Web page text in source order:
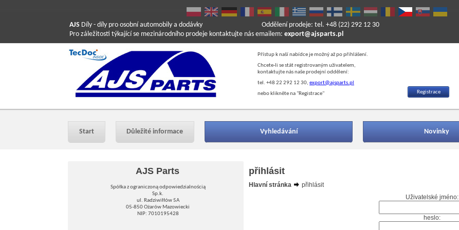
AJS Díly - díly pro osobní automobily a dodávky
Pro záležitosti týkající se mezinárodního prodeje kontaktujte nás emailem: export@ajsparts.pl
Oddělení prodeje: tel. +48 (22) 292 12 30
Přístup k naší nabídce je možný až po přihlášení.
Chcete-li se stát registrovaným uživatelem,
kontaktujte nás naše prodejní oddělení:
tel. +48 22 292 12 30, export@ajsparts.pl
nebo klikněte na "Registrace"
Registrace
Start Důležité informace Vyhledávání Novinky
AJS Parts
Spółka z ograniczoną odpowiedzialnością
Sp.k.
ul. Radziwiłłów 5A
05-850 Ożarów Mazowiecki
NIP: 7010195428
přihlásit
Hlavní stránka
přihlásit
Uživatelské jméno:
heslo: